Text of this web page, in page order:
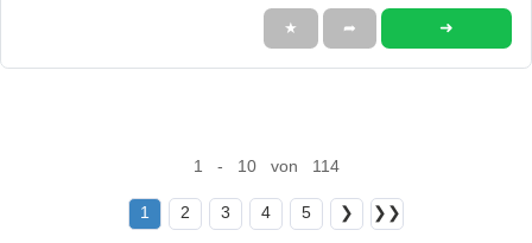
★ ➦ ➜
1 - 10 von 114
1 2 3 4 5 ❯ ❯❯